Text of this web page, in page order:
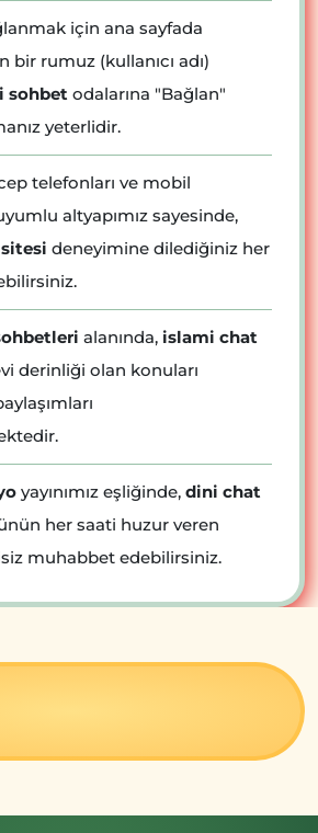
için ana sayfada
bir rumuz (kullanıcı adı)
sohbet odalarına "Bağlan"
yeterlidir.
telefonları ve mobil
altyapımız sayesinde,
deneyimine dilediğiniz her
alanında, islami chat
derinliği olan konuları
yayınımız eşliğinde, dini chat
her saati huzur veren
muhabbet edebilirsiniz.